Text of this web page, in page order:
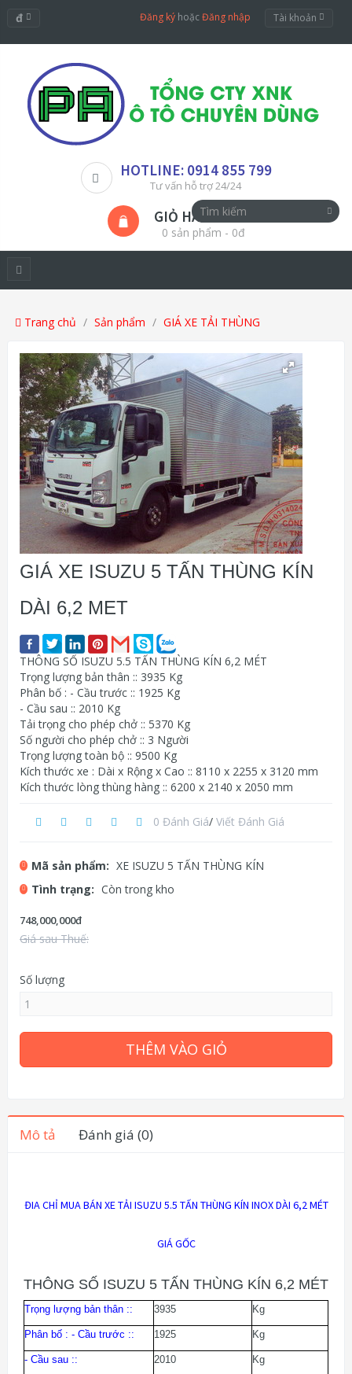
đ Đăng ký hoặcĐăng nhập Tài khoản
HOTLINE: 0914 855 799
Tư vấn hỗ trợ 24/24
GIỎ HÀNG
0 sản phẩm - 0đ
Trang chủ Sản phẩm GIÁ XE TẢI THÙNG
GIÁ XE ISUZU 5 TẤN THÙNG KÍN
DÀI 6,2 MET
THÔNG SỐ ISUZU 5.5 TẤN THÙNG KÍN 6,2 MÉT
Trọng lượng bản thân :: 3935 Kg
Phân bố : - Cầu trước :: 1925 Kg
- Cầu sau :: 2010 Kg
Tải trọng cho phép chở :: 5370 Kg
Số người cho phép chở :: 3 Người
Trọng lượng toàn bộ :: 9500 Kg
Kích thước xe : Dài x Rộng x Cao :: 8110 x 2255 x 3120 mm
Kích thước lòng thùng hàng :: 6200 x 2140 x 2050 mm
0 Đánh Giá/ Viết Đánh Giá
Mã sản phẩm: XE ISUZU 5 TẤN THÙNG KÍN
Tình trạng: Còn trong kho
748,000,000đ
Giá sau Thuế:
Số lượng
THÊM VÀO GIỎ
Mô tả Đánh giá (0)
ĐIA CHỈ MUA BÁN XE TẢI ISUZU 5.5 TẤN THÙNG KÍN INOX DÀI 6,2 MÉT
GIÁ GỐC
THÔNG SỐ ISUZU 5 TẤN THÙNG KÍN 6,2 MÉT
Trọng lượng bản thân :: 3935 Kg
Phân bố : - Cầu trước :: 1925 Kg
- Cầu sau :: 2010 Kg